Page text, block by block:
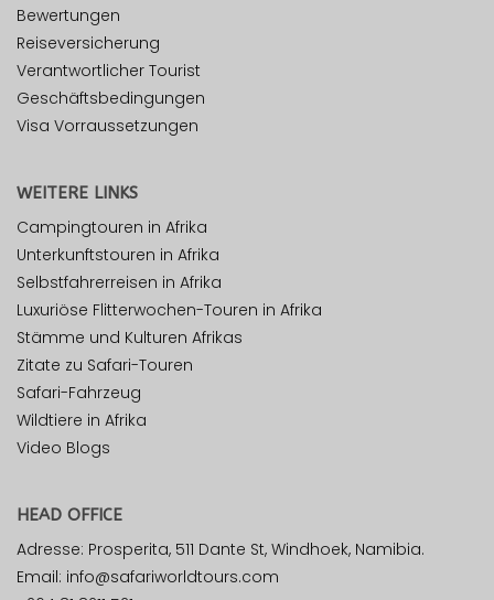
Bewertungen
Reiseversicherung
Verantwortlicher Tourist
Geschäftsbedingungen
Visa Vorraussetzungen
WEITERE LINKS
Campingtouren in Afrika
Unterkunftstouren in Afrika
Selbstfahrerreisen in Afrika
Luxuriöse Flitterwochen-Touren in Afrika
Stämme und Kulturen Afrikas
Zitate zu Safari-Touren
Safari-Fahrzeug
Wildtiere in Afrika
Video Blogs
HEAD OFFICE
Adresse: Prosperita, 511 Dante St, Windhoek, Namibia.
Email: info@safariworldtours.com